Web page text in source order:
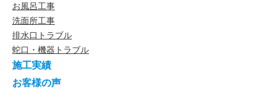
お風呂工事
洗面所工事
排水口トラブル
蛇口・機器トラブル
施工実績
お客様の声